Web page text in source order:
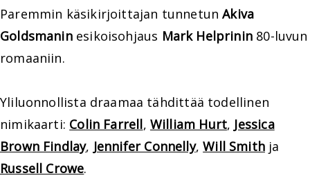
Paremmin käsikirjoittajan tunnetunAkiva
Goldsmaninesikoisohjaus Mark Helprinin 80-luvun
romaaniin.
Yliluonnollista draamaa tähdittää todellinen
nimikaarti: Colin Farrell, William Hurt, Jessica
Brown Findlay, Jennifer Connelly,Will Smithja
Russell Crowe.